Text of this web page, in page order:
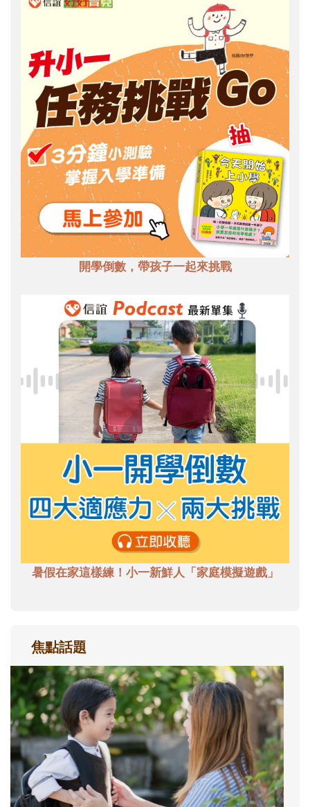
開學倒數，帶孩子一起來挑戰
暑假在家這樣練！小一新鮮人「家庭模擬遊戲」
焦點話題